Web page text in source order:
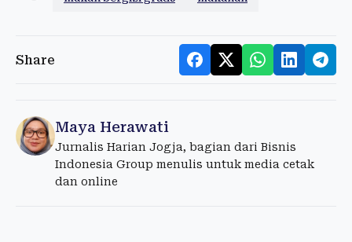
Share
Maya Herawati
Jurnalis Harian Jogja, bagian dari Bisnis
Indonesia Group menulis untuk media cetak
dan online